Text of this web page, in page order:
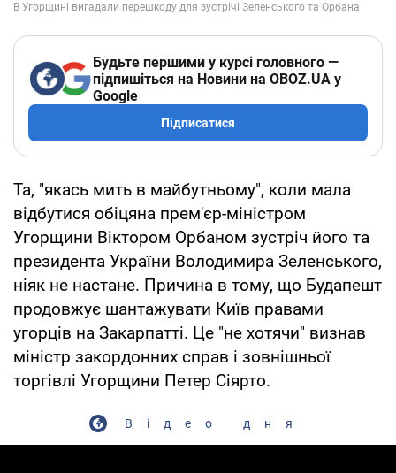
Будьте першими у курсі головного —
підпишіться на Новини на OBOZ.UA у
Google
Підписатися
Та, "якась мить в майбутньому", коли мала
відбутися обіцяна прем'єр-міністром
Угорщини Віктором Орбаном зустріч його та
президента України Володимира Зеленського,
ніяк не настане. Причина в тому, що Будапешт
продовжує шантажувати Київ правами
угорців на Закарпатті. Це "не хотячи" визнав
міністр закордонних справ і зовнішньої
торгівлі Угорщини Петер Сіярто.
Відео дня